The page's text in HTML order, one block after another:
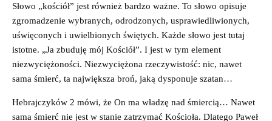
Słowo „kościół” jest również bardzo ważne. To słowo opisuje
zgromadzenie wybranych, odrodzonych, usprawiedliwionych,
uświęconych i uwielbionych świętych. Każde słowo jest tutaj
istotne. „Ja zbuduję mój Kościół”. I jest w tym element
niezwyciężoności. Niezwyciężona rzeczywistość: nic, nawet
sama śmierć, ta największa broń, jaką dysponuje szatan…
Hebrajczyków 2 mówi, że On ma władzę nad śmiercią… Nawet
sama śmierć nie jest w stanie zatrzymać Kościoła. Dlatego Paweł